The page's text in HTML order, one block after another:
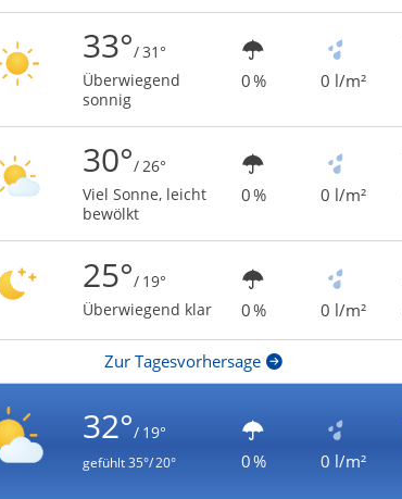
33°/ 31°
Überwiegend
sonnig
0 % 0 l/m²
30°/ 26°
Viel Sonne, leicht
bewölkt
0 % 0 l/m²
25°/ 19°
Überwiegend klar
0 % 0 l/m²
Zur Tagesvorhersage
32°/ 19°
gefühlt35°/ 20° 0 % 0 l/m²